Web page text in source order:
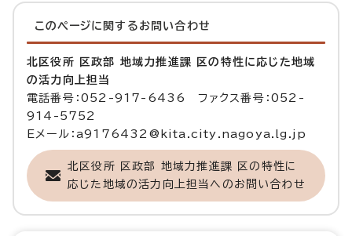
このページに関する お問い合わせ
北区役所 区政部 地域力推進課 区の特性に応じた地域
の活力向上担当
電話番号：052-917-6436 ファクス番号：052-
914-5752
Eメール：a9176432@kita.city.nagoya.lg.jp
北区役所 区政部 地域力推進課 区の特性に
応じた地域の活力向上担当へのお問い合わせ